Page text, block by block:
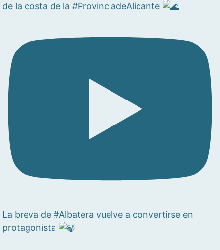
de la costa de la #ProvinciadeAlicante
La breva de #Albatera vuelve a convertirse en
protagonista